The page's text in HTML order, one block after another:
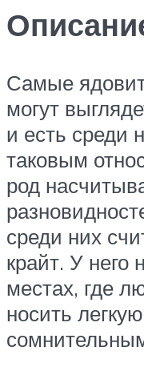
Самые
могут
и есть среди
таковым
род
среди них
крайт. У него
местах, где
носить